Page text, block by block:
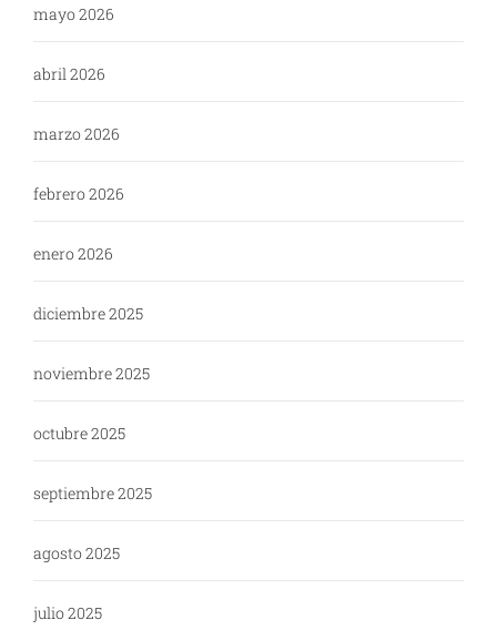
mayo 2026
abril 2026
marzo 2026
febrero 2026
enero 2026
diciembre 2025
noviembre 2025
octubre 2025
septiembre 2025
agosto 2025
julio 2025